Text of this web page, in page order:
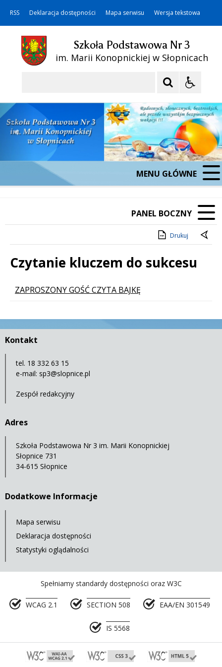
RSS Deklaracja dostępności Mapa serwisu Wersja tekstowa
Szkoła Podstawowa Nr 3
im. Marii Konopnickiej w Słopnicach
MENU GŁÓWNE
PANEL BOCZNY
Drukuj
Czytanie kluczem do sukcesu
Lista stron
ZAPROSZONY GOŚĆ CZYTA BAJKĘ
Kontakt
tel. 18 332 63 15
e-mail: sp3@slopnice.pl
Zespół redakcyjny
Adres
Szkoła Podstawowa Nr 3 im. Marii Konopnickiej
Słopnice 731
34-615 Słopnice
Dodatkowe Informacje
Mapa serwisu
Deklaracja dostępności
Statystyki oglądalności
Spełniamy standardy dostępności oraz W3C
WCAG 2.1 SECTION 508 EAA/EN 301549
IS 5568